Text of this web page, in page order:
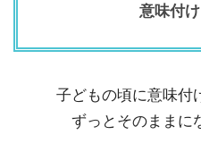
意味付
子どもの頃に意味付
ずっとそのままに